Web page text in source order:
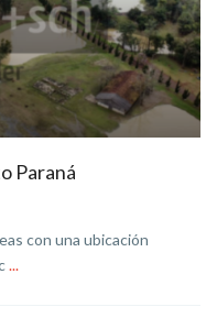
Paraná
con una ubicación
...